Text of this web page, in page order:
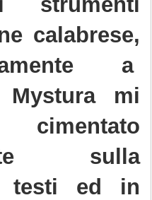
calabrese,
a
Mystura mi
sulla
testi ed in